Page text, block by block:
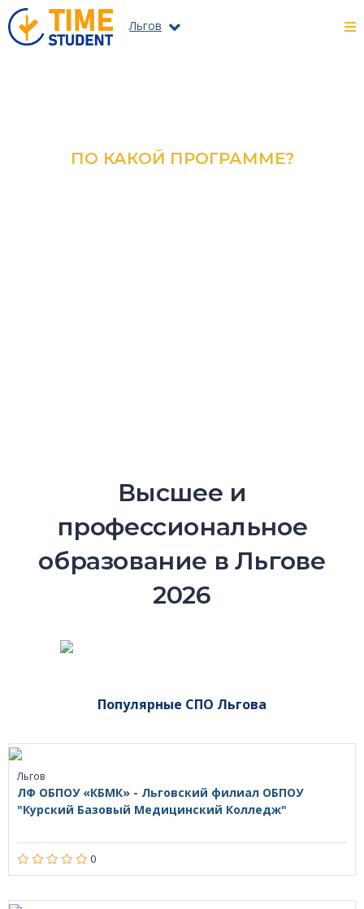
Льгов
ПО КАКОЙ ПРОГРАММЕ?
Высшее и
профессиональное
образование в Льгове
2026
Популярные СПО Льгова
Льгов
ЛФ ОБПОУ «КБМК» - Льговский филиал ОБПОУ
"Курский Базовый Медицинский Колледж"
0